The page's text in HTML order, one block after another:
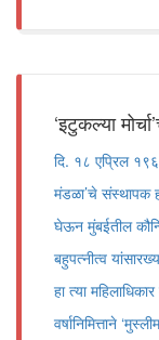
‘इटुकल्या
दि. १८ एप्रिल
मंडळा’चे संस्थापक
घेऊन मुंबईतील
बहुपत्नीत्व
हा त्या
वर्षानिमित्ताने